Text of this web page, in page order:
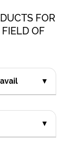
FOR
OF
▼
▼